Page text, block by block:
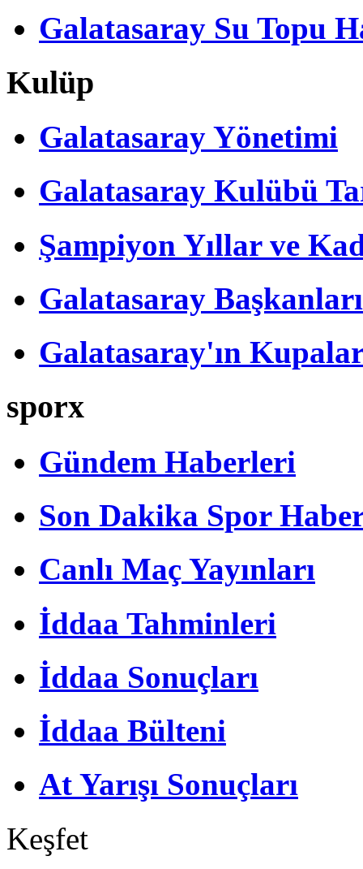
Galatasaray Su Topu
Kulüp
Galatasaray Yönetimi
Galatasaray Kulübü
Şampiyon Yıllar ve
Galatasaray Başkanları
Galatasaray'ın
sporx
Gündem Haberleri
Son Dakika Spor
Canlı Maç Yayınları
İddaa Tahminleri
İddaa Sonuçları
İddaa Bülteni
At Yarışı Sonuçları
Keşfet